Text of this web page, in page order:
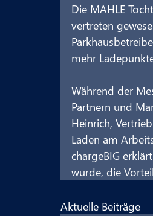
Die MAHLE
vertreten
mehr
Während der
Partnern und
Heinrich,
Laden am
chargeBIG
wurde, die
Aktuelle Beiträge